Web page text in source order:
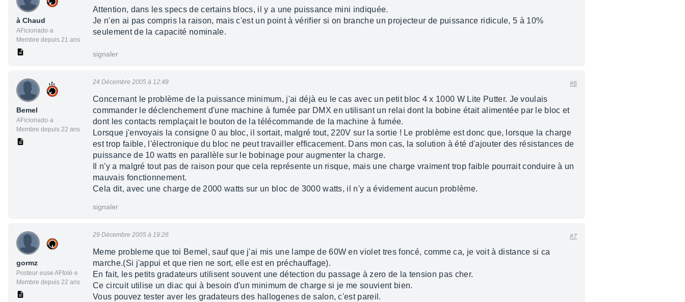
à Chaud
AFicionado·a
Membre depuis 21 ans
Attention, dans les specs de certains blocs, il y a une puissance mini indiquée.
Je n'en ai pas compris la raison, mais c'est un point à vérifier si on branche un projecteur de puissance ridicule, 5 à 10%
seulement de la capacité nominale.
signaler
Bemel
AFicionado·a
Membre depuis 22 ans
24 Décembre 2005 à 12:48 #6
Concernant le problème de la puissance minimum, j'ai déjà eu le cas avec un petit bloc 4 x 1000 W Lite Putter. Je voulais
commander le déclenchement d'une machine à fumée par DMX en utilisant un relai dont la bobine était alimentée par le bloc et
dont les contacts remplaçait le bouton de la télécommande de la machine à fumée.
Lorsque j'envoyais la consigne 0 au bloc, il sortait, malgré tout, 220V sur la sortie ! Le problème est donc que, lorsque la charge
est trop faible, l'électronique du bloc ne peut travailler efficacement. Dans mon cas, la solution à été d'ajouter des résistances de
puissance de 10 watts en parallèle sur le bobinage pour augmenter la charge.
Il n'y a malgré tout pas de raison pour que cela représente un risque, mais une charge vraiment trop faible pourrait conduire à un
mauvais fonctionnement.
Cela dit, avec une charge de 2000 watts sur un bloc de 3000 watts, il n'y a évidement aucun problème.
signaler
gormz
Posteur·euse AFfolé·e
Membre depuis 22 ans
29 Décembre 2005 à 19:26 #7
Meme probleme que toi Bemel, sauf que j'ai mis une lampe de 60W en violet tres foncé, comme ca, je voit à distance si ca
marche.(Si j'appui et que rien ne sort, elle est en préchauffage).
En fait, les petits gradateurs utilisent souvent une détection du passage à zero de la tension pas cher.
Ce circuit utilise un diac qui à besoin d'un minimum de charge si je me souvient bien.
Vous pouvez tester aver les gradateurs des hallogenes de salon, c'est pareil.